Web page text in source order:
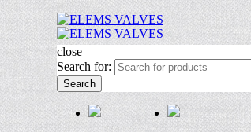
close
Search for:
Search